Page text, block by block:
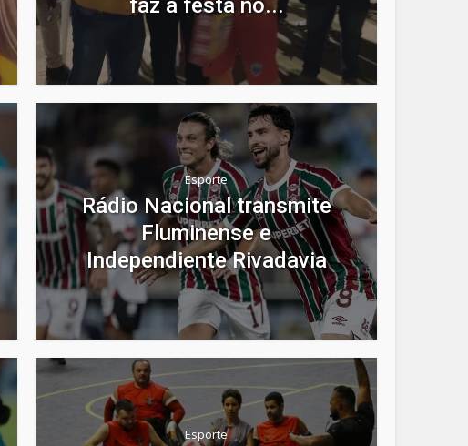
faz a festa no...
Esporte
Rádio Nacional transmite
Fluminense e
Independiente Rivadavia
Esporte